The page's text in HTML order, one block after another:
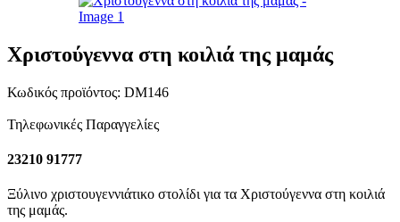
Χριστούγεννα στη κοιλιά της μαμάς
Κωδικός προϊόντος: DM146
Τηλεφωνικές Παραγγελίες
23210 91777
Ξύλινο χριστουγεννιάτικο στολίδι για τα Χριστούγεννα στη κοιλιά
της μαμάς.